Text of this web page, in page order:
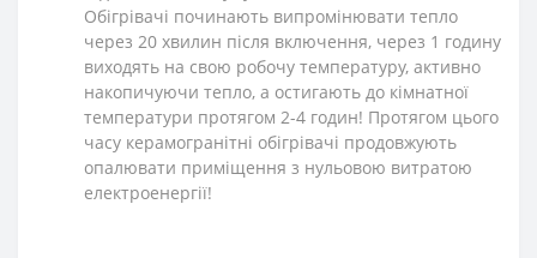
Обігрівачі починають випромінювати тепло
через 20 хвилин після включення, через 1 годину
виходять на свою робочу температуру, активно
накопичуючи тепло, а остигають до кімнатної
температури протягом 2-4 годин! Протягом цього
часу керамогранітні обігрівачі продовжують
опалювати приміщення з нульовою витратою
електроенергії!